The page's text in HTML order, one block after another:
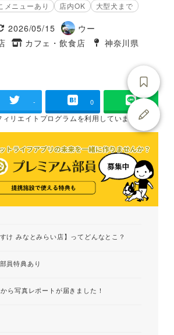
メニューあり 店内OK 大型犬まで
新日
2026/05/15
著
者
ウー
タグ
カフェ・飲食店
タグ
神奈川県
- 0
ィリエイトプログラムを利用しています
すけ みなとみらい店】ってどんなとこ？
員特典あり
ら写真レポートが届きました！